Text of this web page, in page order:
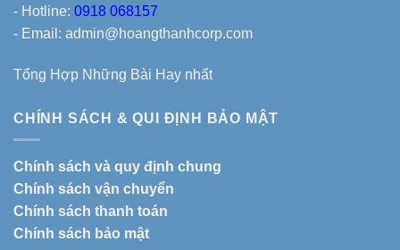
- Hotline: 0918 068157
- Email: admin@hoangthanhcorp.com
Tổng Hợp Những Bài Hay nhất
CHÍNH SÁCH & QUI ĐỊNH BẢO MẬT
Chính sách và quy định chung
Chính sách vận chuyển
Chính sách thanh toán
Chính sách bảo mật